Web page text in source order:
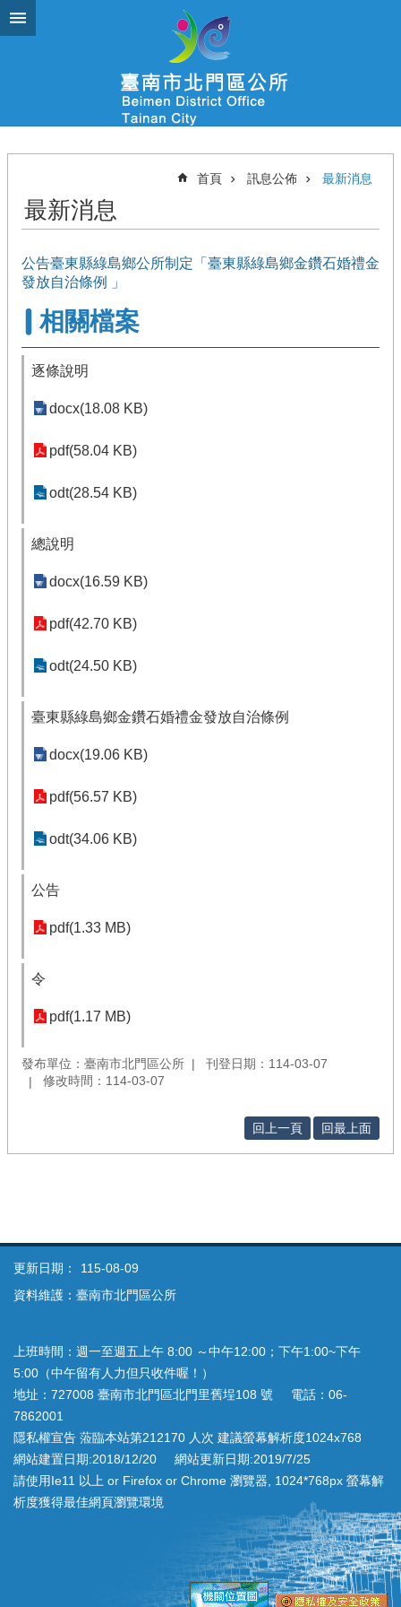
跳到主要內容區塊
首頁 訊息公佈 最新消息
最新消息
公告臺東縣綠島鄉公所制定「臺東縣綠島鄉金鑽石婚禮金
發放自治條例 」
相關檔案
逐條說明
docx(18.08 KB)
pdf(58.04 KB)
odt(28.54 KB)
總說明
docx(16.59 KB)
pdf(42.70 KB)
odt(24.50 KB)
臺東縣綠島鄉金鑽石婚禮金發放自治條例
docx(19.06 KB)
pdf(56.57 KB)
odt(34.06 KB)
公告
pdf(1.33 MB)
令
pdf(1.17 MB)
發布單位：臺南市北門區公所
刊登日期：114-03-07
修改時間：114-03-07
回上一頁 回最上面
更新日期：
115-08-09
資料維護：臺南市北門區公所
上班時間：週一至週五上午 8:00 ～中午12:00；下午1:00~下午
5:00（中午留有人力但只收件喔！）
地址：727008 臺南市北門區北門里舊埕108 號 電話：06-
7862001
隱私權宣告 蒞臨本站第212170 人次 建議螢幕解析度1024x768
網站建置日期:2018/12/20 網站更新日期:2019/7/25
請使用Ie11 以上 or Firefox or Chrome 瀏覽器, 1024*768px 螢幕解
析度獲得最佳網頁瀏覽環境